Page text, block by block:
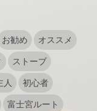
お勧め
オススメ
ストーブ
人
初心者
富士宮ルート